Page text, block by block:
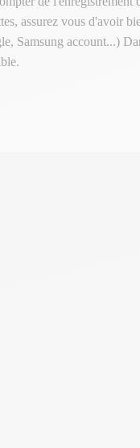
assurez vous d'avoir
Samsung account...)